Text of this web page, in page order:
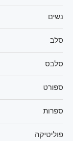
נשים
סלב
סלבס
ספורט
ספרות
פוליטיקה